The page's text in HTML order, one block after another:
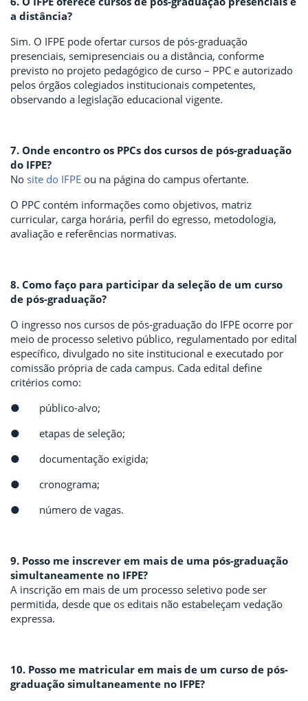
a distância?
Sim. O IFPE pode ofertar cursos de pós-graduação
presenciais, semipresenciais ou a distância, conforme
previsto no projeto pedagógico de curso – PPC e autorizado
pelos órgãos colegiados institucionais competentes,
observando a legislação educacional vigente.
7. Onde encontro os PPCs dos cursos de pós-graduação
do IFPE?
No site do IFPE ou na página do campus ofertante.
O PPC contém informações como objetivos, matriz
curricular, carga horária, perfil do egresso, metodologia,
avaliação e referências normativas.
8. Como faço para participar da seleção de um curso
de pós-graduação?
O ingresso nos cursos de pós-graduação do IFPE ocorre por
meio de processo seletivo público, regulamentado por edital
específico, divulgado no site institucional e executado por
comissão própria de cada campus. Cada edital define
critérios como:
● público-alvo;
● etapas de seleção;
● documentação exigida;
● cronograma;
● número de vagas.
9. Posso me inscrever em mais de uma pós-graduação
simultaneamente no IFPE?
A inscrição em mais de um processo seletivo pode ser
permitida, desde que os editais não estabeleçam vedação
expressa.
10. Posso me matricular em mais de um curso de pós-
graduação simultaneamente no IFPE?